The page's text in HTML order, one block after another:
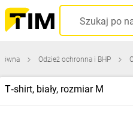
Odzież ochronna i BHP
T‑shirt, biały, rozmiar M